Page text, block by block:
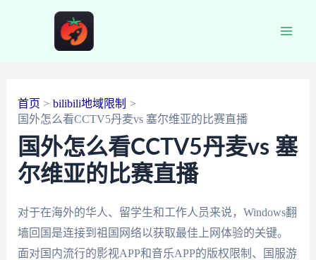
首页
bilibili地域限制
国外怎么看CCTV5丹麦vs 塞尔维亚的比赛直播
国外怎么看CCTV5丹麦vs 塞
尔维亚的比赛直播
对于在海外的华人、留学生和工作人员来说，Windows翻
墙回国是连接到祖国网络以获取最佳上网体验的关键。
面对国内流行的影视APP和音乐APP的版权限制、国服游